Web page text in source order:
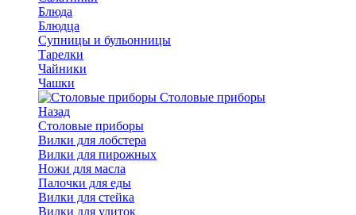
Блюда
Блюдца
Супницы и бульонницы
Тарелки
Чайники
Чашки
Cтоловые приборы
Назад
Cтоловые приборы
Вилки для лобстера
Вилки для пирожных
Ножи для масла
Палочки для еды
Вилки для стейка
Вилки для улиток